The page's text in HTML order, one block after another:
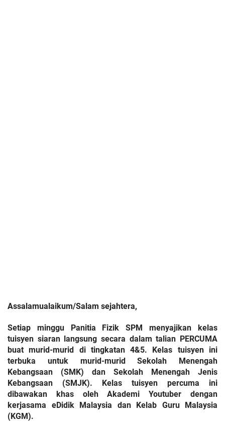
Assalamualaikum/Salam sejahtera,
Setiap minggu Panitia Fizik SPM menyajikan kelas
tuisyen siaran langsung secara dalam talian PERCUMA
buat murid-murid di tingkatan 4&5. Kelas tuisyen ini
terbuka untuk murid-murid Sekolah Menengah
Kebangsaan (SMK) dan Sekolah Menengah Jenis
Kebangsaan (SMJK). Kelas tuisyen percuma ini
dibawakan khas oleh Akademi Youtuber dengan
kerjasama eDidik Malaysia dan Kelab Guru Malaysia
(KGM).